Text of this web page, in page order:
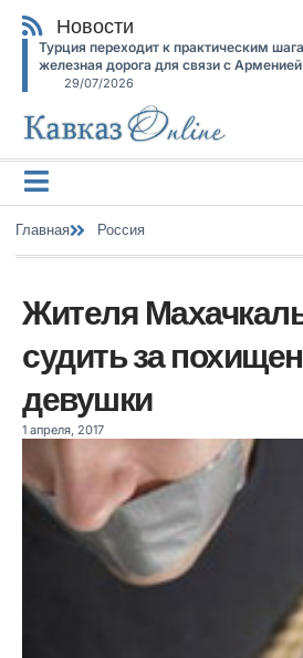
Новости
Турция переходит к практическим
железная дорога для связи с Арменией
29/07/2026
Главная Россия
Жителя
судить за
девушки
1 апреля, 2017